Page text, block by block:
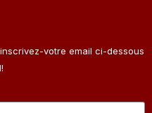
votre email ci-dessous